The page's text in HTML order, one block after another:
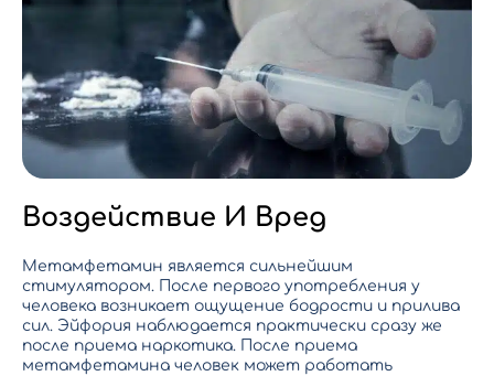
Воздействие И Вред
Метамфетамин является сильнейшим
стимулятором. После первого употребления у
человека возникает ощущение бодрости и прилива
сил. Эйфория наблюдается практически сразу же
после приема наркотика. После приема
метамфетамина человек может работать